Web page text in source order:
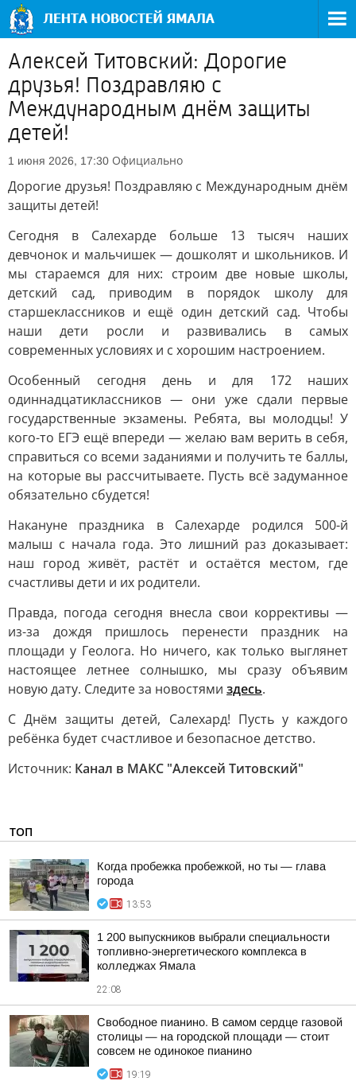
Алексей Титовский: Дорогие
друзья! Поздравляю с
Международным днём защиты
детей!
1 июня 2026, 17:30 Официально
Дорогие друзья! Поздравляю с Международным днём
защиты детей!
Сегодня в Салехарде больше 13 тысяч наших
девчонок и мальчишек — дошколят и школьников. И
мы стараемся для них: строим две новые школы,
детский сад, приводим в порядок школу для
старшеклассников и ещё один детский сад. Чтобы
наши дети росли и развивались в самых
современных условиях и с хорошим настроением.
Особенный сегодня день и для 172 наших
одиннадцатиклассников — они уже сдали первые
государственные экзамены. Ребята, вы молодцы! У
кого-то ЕГЭ ещё впереди — желаю вам верить в себя,
справиться со всеми заданиями и получить те баллы,
на которые вы рассчитываете. Пусть всё задуманное
обязательно сбудется!
Накануне праздника в Салехарде родился 500-й
малыш с начала года. Это лишний раз доказывает:
наш город живёт, растёт и остаётся местом, где
счастливы дети и их родители.
Правда, погода сегодня внесла свои коррективы —
из-за дождя пришлось перенести праздник на
площади у Геолога. Но ничего, как только выглянет
настоящее летнее солнышко, мы сразу объявим
новую дату. Следите за новостями здесь.
С Днём защиты детей, Салехард! Пусть у каждого
ребёнка будет счастливое и безопасное детство.
Источник: Канал в МАКС "Алексей Титовский"
ТОП
Когда пробежка пробежкой, но ты — глава
города
13:53
1 200 выпускников выбрали специальности
топливно-энергетического комплекса в
колледжах Ямала
22:08
Свободное пианино. В самом сердце газовой
столицы — на городской площади — стоит
совсем не одинокое пианино
19:19